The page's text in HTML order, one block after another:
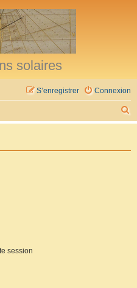
solaires
Connexion
S’enregistrer
e
session